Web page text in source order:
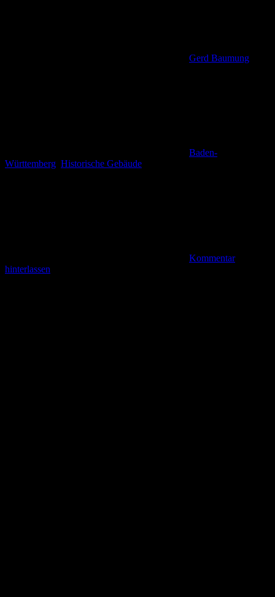
Gerd Baumung
Baden-
Württemberg Historische Gebäude
Kommentar
hinterlassen